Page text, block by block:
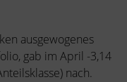
ausgewogenes
gab im April -3,14
nach.